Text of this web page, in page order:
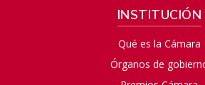
INSTITUCIÓN
Qué es la Cámara
Órganos de